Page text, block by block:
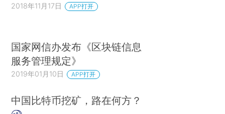
2018年11月17日 APP打开
国家网信办发布《区块链信息
服务管理规定》
2019年01月10日 APP打开
中国比特币挖矿，路在何方？